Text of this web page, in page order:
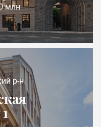
млн
р-н